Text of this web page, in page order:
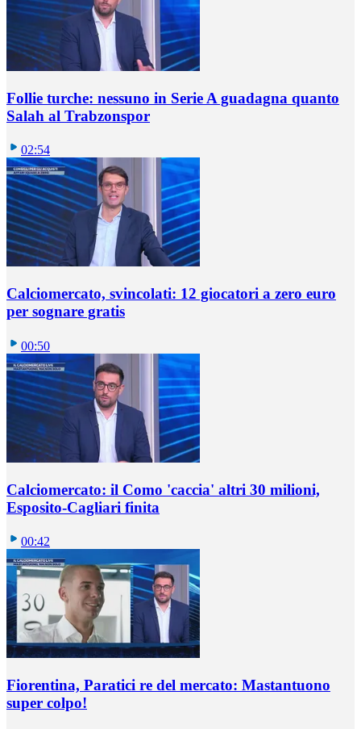
Follie turche: nessuno in Serie A guadagna quanto
Salah al Trabzonspor
02:54
Calciomercato, svincolati: 12 giocatori a zero euro
per sognare gratis
00:50
Calciomercato: il Como 'caccia' altri 30 milioni,
Esposito-Cagliari finita
00:42
Fiorentina, Paratici re del mercato: Mastantuono
super colpo!